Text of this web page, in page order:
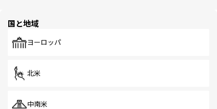
で、ホーカーズは地元の風情を楽しめる外せないスポット
国と地域
ヨーロッパ
北米
中南米